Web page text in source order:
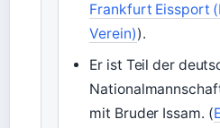
Frankfurt Eissport
Verein)).
Er ist Teil der
mit Bruder Issam. (